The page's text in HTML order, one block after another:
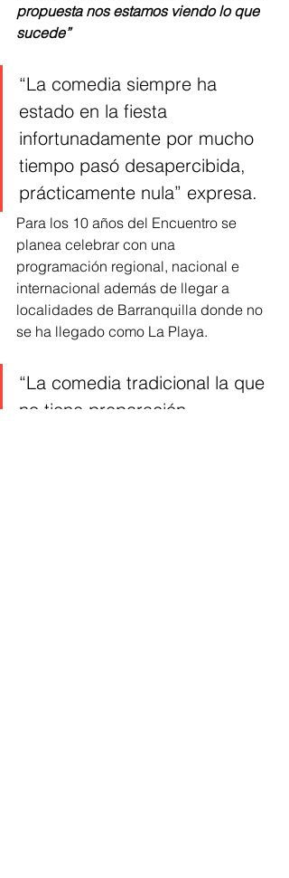
propuesta nos estamos viendo lo que
sucede”
“La comedia siempre ha
estado en la fiesta
infortunadamente por mucho
tiempo pasó desapercibida,
prácticamente nula” expresa.
Para los 10 años del Encuentro se
planea celebrar con una
programación regional, nacional e
internacional además de llegar a
localidades de Barranquilla donde no
se ha llegado como La Playa.
“La comedia tradicional la que
no tiene preparación